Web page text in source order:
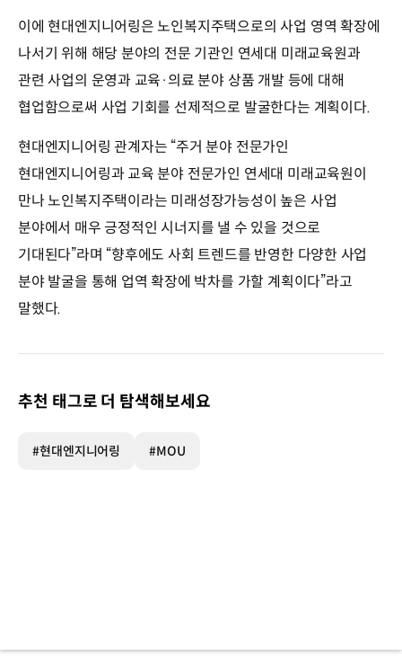
이에 현대엔지니어링은 노인복지주택으로의 사업 영역 확장에
나서기 위해 해당 분야의 전문 기관인 연세대 미래교육원과
관련 사업의 운영과 교육·의료 분야 상품 개발 등에 대해
협업함으로써 사업 기회를 선제적으로 발굴한다는 계획이다.
현대엔지니어링 관계자는 “주거 분야 전문가인
현대엔지니어링과 교육 분야 전문가인 연세대 미래교육원이
만나 노인복지주택이라는 미래성장가능성이 높은 사업
분야에서 매우 긍정적인 시너지를 낼 수 있을 것으로
기대된다”라며 “향후에도 사회 트렌드를 반영한 다양한 사업
분야 발굴을 통해 업역 확장에 박차를 가할 계획이다”라고
말했다.
추천 태그로 더 탐색해보세요
#현대엔지니어링 #MOU